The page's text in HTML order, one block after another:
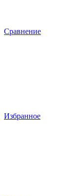
Сравнение
Избранное